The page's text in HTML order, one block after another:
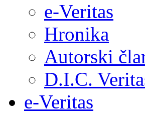
e-Veritas
Hronika
Autorski
D.I.C.
e-Veritas